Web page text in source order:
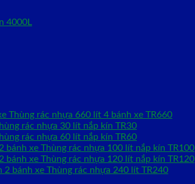
Thùng rác nhựa 660 lít 4 bánh xe TR660
rác nhựa 30 lít nắp kín TR30
rác nhựa 60 lít nắp kín TR60
Thùng rác nhựa 100 lít nắp kín TR100
Thùng rác nhựa 120 lít nắp kín TR120
Thùng rác nhựa 240 lít TR240